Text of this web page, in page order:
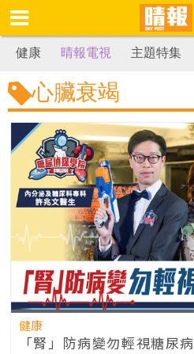
健康 晴報電視 主題特集
心臟衰竭
健康
「腎」防病變勿輕視糖尿病